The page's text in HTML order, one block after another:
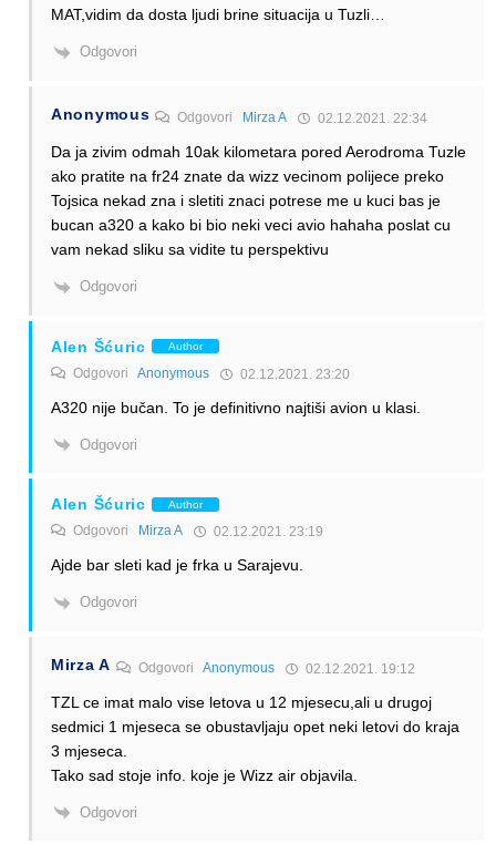
MAT,vidim da dosta ljudi brine situacija u Tuzli…
Odgovori
Anonymous Odgovori Mirza A 02.12.2021. 22:34
Da ja zivim odmah 10ak kilometara pored Aerodroma Tuzle
ako pratite na fr24 znate da wizz vecinom polijece preko
Tojsica nekad zna i sletiti znaci potrese me u kuci bas je
bucan a320 a kako bi bio neki veci avio hahaha poslat cu
vam nekad sliku sa vidite tu perspektivu
Odgovori
Alen Šćuric Author
Odgovori Anonymous 02.12.2021. 23:20
A320 nije bučan. To je definitivno najtiši avion u klasi.
Odgovori
Alen Šćuric Author
Odgovori Mirza A 02.12.2021. 23:19
Ajde bar sleti kad je frka u Sarajevu.
Odgovori
Mirza A Odgovori Anonymous 02.12.2021. 19:12
TZL ce imat malo vise letova u 12 mjesecu,ali u drugoj
sedmici 1 mjeseca se obustavljaju opet neki letovi do kraja
3 mjeseca.
Tako sad stoje info. koje je Wizz air objavila.
Odgovori